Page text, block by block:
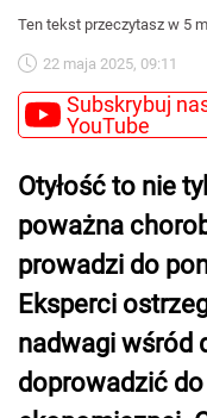
Ten tekst przeczytasz w 5
22 maja 2025, 09:11
Subskrybuj
YouTube
Otyłość to nie
poważna
prowadzi do
Eksperci
nadwagi wśród
doprowadzić